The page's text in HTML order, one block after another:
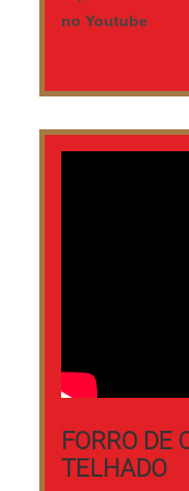
tem o que
pvc e forro
associados
ponta a
no Youtube
FORRO DE
TELHADO